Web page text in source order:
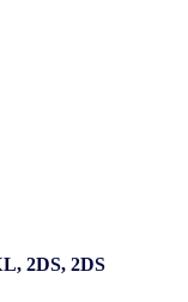
2DS, 2DS